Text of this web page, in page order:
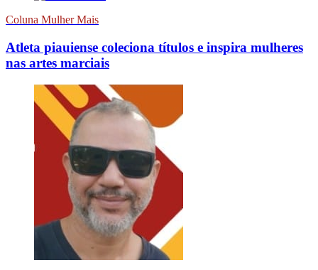
Coluna Mulher Mais
Atleta piauiense coleciona títulos e inspira mulheres
nas artes marciais